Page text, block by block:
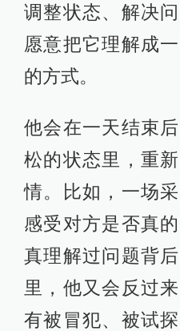
调整状态、解决
愿意把它理解成
的方式。
他会在一天结束
松的状态里，重
情。比如，一场
感受对方是否真
真理解过问题背
里，他又会反过
有被冒犯、被试